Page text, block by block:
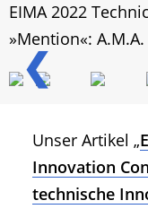
❮
EIMA 2022
»Mention«:
Unser Artikel „
Innovation
technische